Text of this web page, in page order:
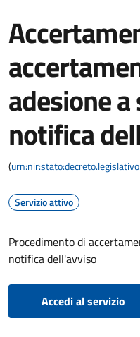
adesione
notifica
(
Servizio attivo
Procedimento di
notifica dell'avviso
Accedi al servizio